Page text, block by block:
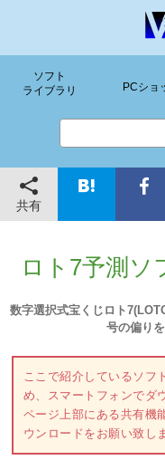
ソフト
ライブラリ
PCショ
共有
ロト7予測ソ
数字選択式宝くじロト
号の偏り
ここで紹介しているソフ
め、スマートフォンでダ
ページ上部にある共有機
ウンロードをお願い致し